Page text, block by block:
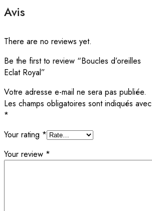
Avis
There are no reviews yet.
Be the first to review “Boucles d’oreilles
Eclat Royal”
Votre adresse e-mail ne sera pas publiée.
Les champs obligatoires sont indiqués avec
*
Your rating *
Your review *